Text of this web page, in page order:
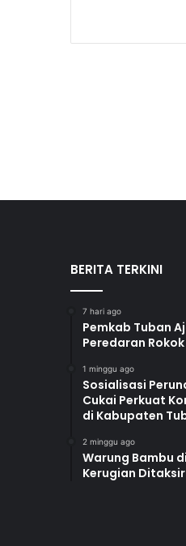
BERITA TERKINI
7 hari ago
Pemkab Tuban
Peredaran
1 minggu ago
Sosialisasi
Cukai Perkuat
di Kabupaten
2 minggu ago
Warung Bambu
Kerugian